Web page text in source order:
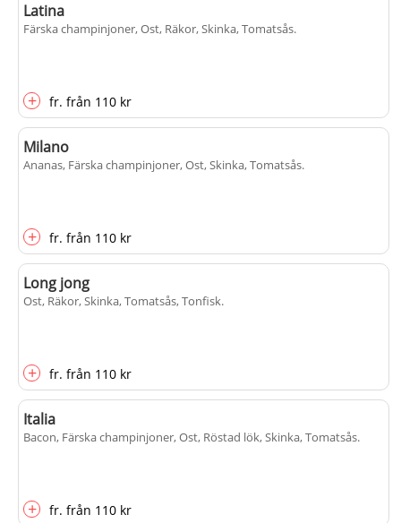
Latina
Färska champinjoner, Ost, Räkor, Skinka, Tomatsås.
+ fr. från 110 kr
Milano
Ananas, Färska champinjoner, Ost, Skinka, Tomatsås.
+ fr. från 110 kr
Long jong
Ost, Räkor, Skinka, Tomatsås, Tonfisk.
+ fr. från 110 kr
Italia
Bacon, Färska champinjoner, Ost, Röstad lök, Skinka, Tomatsås.
+ fr. från 110 kr